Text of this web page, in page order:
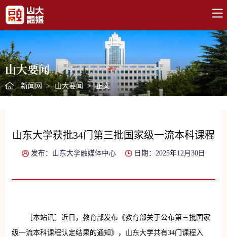
山大要闻
新闻网 > 山大要闻 > 正文
山东大学获批34门第三批国家级一流本科课程
发布：山东大学融媒体中心 日期：2025年12月30日
［本站讯］近日，教育部发布《教育部关于公布第三批国家
级一流本科课程认定结果的通知》，山东大学共有34门课程入